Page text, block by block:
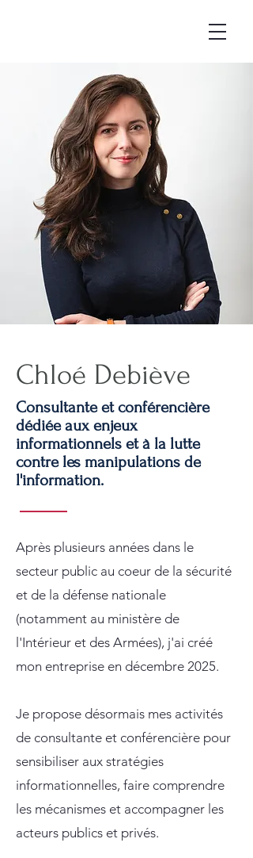
Chloé Debiève
Consultante et conférencière
dédiée aux enjeux
informationnels et à la lutte
contre les manipulations de
l'information.
Après plusieurs années dans le
secteur public au coeur de la sécurité
et de la défense nationale
(notamment au ministère de
l'Intérieur et des Armées), j'ai créé
mon entreprise en décembre 2025.
Je propose désormais mes activités
de consultante et conférencière pour
sensibiliser aux stratégies
informationnelles, faire comprendre
les mécanismes et accompagner les
acteurs publics et privés.